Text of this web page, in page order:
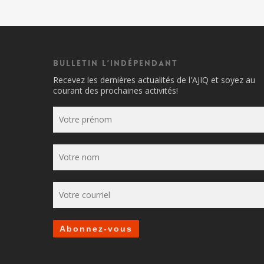
Bulletin l’indépendant
Recevez les dernières actualités de l'AJIQ et soyez au
courant des prochaines activités!